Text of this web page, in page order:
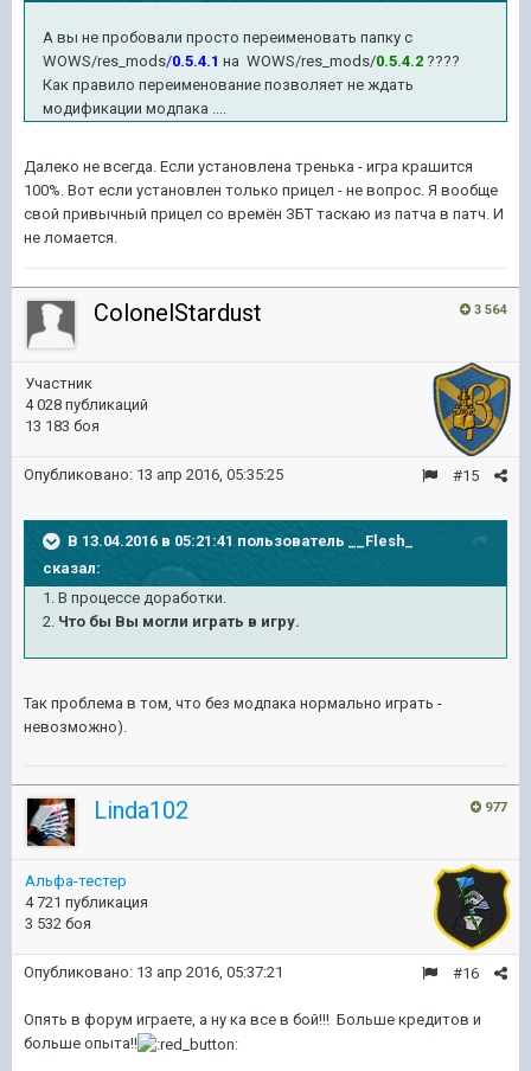
А вы не пробовали просто переименовать папку с
WOWS/res_mods/0.5.4.1 на WOWS/res_mods/0.5.4.2 ????
Как правило переименование позволяет не ждать
модификации модпака ....
Далеко не всегда. Если установлена тренька - игра крашится
100%. Вот если установлен только прицел - не вопрос. Я вообще
свой привычный прицел со времён ЗБТ таскаю из патча в патч. И
не ломается.
3 564
ColonelStardust
Участник
4 028 публикаций
13 183 боя
#15
Опубликовано: 13 апр 2016, 05:35:25
В 13.04.2016 в 05:21:41 пользователь __Flesh_
сказал:
1. В процессе доработки.
2. Что бы Вы могли играть в игру.
Так проблема в том, что без модпака нормально играть -
невозможно).
977
Linda102
Альфа-тестер
4 721 публикация
3 532 боя
#16
Опубликовано: 13 апр 2016, 05:37:21
Опять в форум играете, а ну ка все в бой!!! Больше кредитов и
больше опыта!!